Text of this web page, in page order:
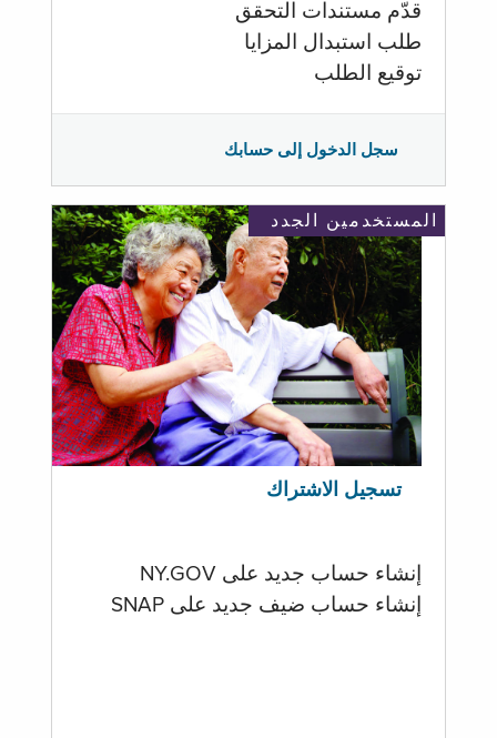
قدّم مستندات التحقق
طلب استبدال المزايا
توقيع الطلب
سجل الدخول إلى حسابك
المستخدمين الجدد
تسجيل الاشتراك
إنشاء حساب جديد على NY.GOV
إنشاء حساب ضيف جديد على SNAP